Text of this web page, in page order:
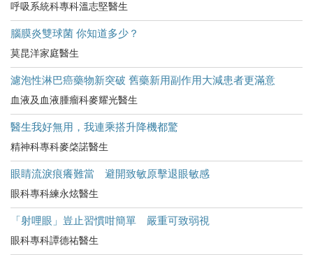
呼吸系統科專科溫志堅醫生
腦膜炎雙球菌 你知道多少？
莫昆洋家庭醫生
濾泡性淋巴癌藥物新突破 舊藥新用副作用大減患者更滿意
血液及血液腫瘤科麥耀光醫生
醫生我好無用，我連乘搭升降機都驚
精神科專科麥棨諾醫生
眼睛流淚痕癢難當 避開致敏原擊退眼敏感
眼科專科練永炫醫生
「射哩眼」豈止習慣咁簡單 嚴重可致弱視
眼科專科譚德祐醫生